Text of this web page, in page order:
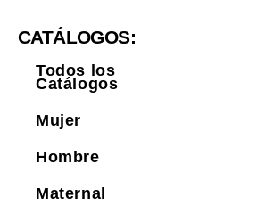
CATÁLOGOS:
Todos los
Catálogos
Mujer
Hombre
Maternal